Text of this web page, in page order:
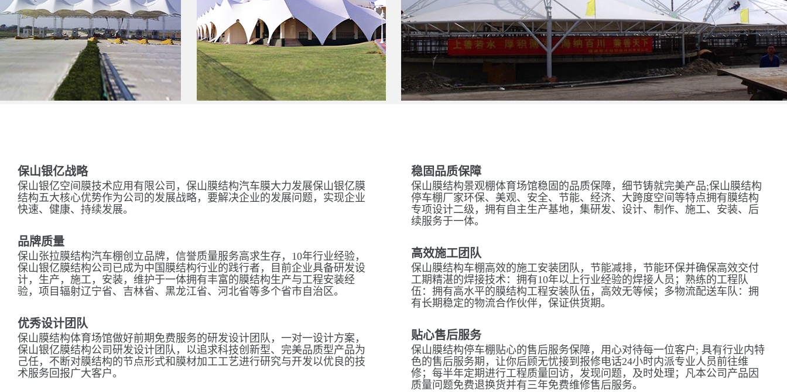
保山银亿战略
保山银亿空间膜技术应用有限公司，保山膜结构汽车膜大力发展保山银亿膜
结构五大核心优势作为公司的发展战略，要解决企业的发展问题，实现企业
快速、健康、持续发展。
品牌质量
保山张拉膜结构汽车棚创立品牌，信誉质量服务高求生存，10年行业经验，
保山银亿膜结构公司已成为中国膜结构行业的践行者，目前企业具备研发设
计，生产，施工，安装，维护于一体拥有丰富的膜结构生产与工程安装经
验，项目辐射辽宁省、吉林省、黑龙江省、河北省等多个省市自治区。
优秀设计团队
保山膜结构体育场馆做好前期免费服务的研发设计团队，一对一设计方案，
保山银亿膜结构公司研发设计团队，以追求科技创新型、完美品质型产品为
己任，不断对膜结构的节点形式和膜材加工工艺进行研究与开发以优良的技
术服务回报广大客户。
稳固品质保障
保山膜结构景观棚体育场馆稳固的品质保障，细节铸就完美产品;保山膜结构
停车棚厂家环保、美观、安全、节能、经济、大跨度空间等特点拥有膜结构
专项设计二级，拥有自主生产基地，集研发、设计、制作、施工、安装、后
续服务于一体。
高效施工团队
保山膜结构车棚高效的施工安装团队，节能减排，节能环保并确保高效交付
工期精湛的焊接技术：拥有10年以上行业经验的焊接人员；熟练的工程队
伍：拥有高水平的膜结构工程安装队伍，高效无等候；多物流配送车队：拥
有长期稳定的物流合作伙伴，保证供货期。
贴心售后服务
保山膜结构停车棚贴心的售后服务保障，用心对待每一位客户; 具有行业内特
色的售后服务期，让你后顾无忧接到报修电话24小时内派专业人员前往维
修；每半年定期进行工程质量回访，发现问题，及时处理；凡本公司产品因
质量问题免费退换货并有三年免费维修售后服务。